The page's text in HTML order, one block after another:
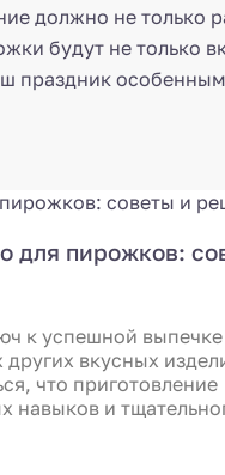
должно не только
будут не
праздник
для пирожков:
к успешной выпечке
вкусных
что приготовление
навыков и